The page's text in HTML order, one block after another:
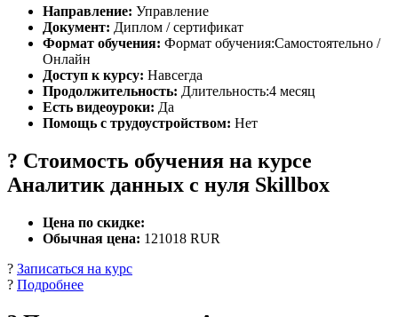
Направление: Управление
Документ: Диплом / сертификат
Формат обучения: Формат обучения:Самостоятельно /
Онлайн
Доступ к курсу: Навсегда
Продолжительность: Длительность:4 месяц
Есть видеоуроки: Да
Помощь с трудоустройством: Нет
? Стоимость обучения на курсе
Аналитик данных с нуля Skillbox
Цена по скидке:
Обычная цена: 121018 RUR
? Записаться на курс
? Подробнее